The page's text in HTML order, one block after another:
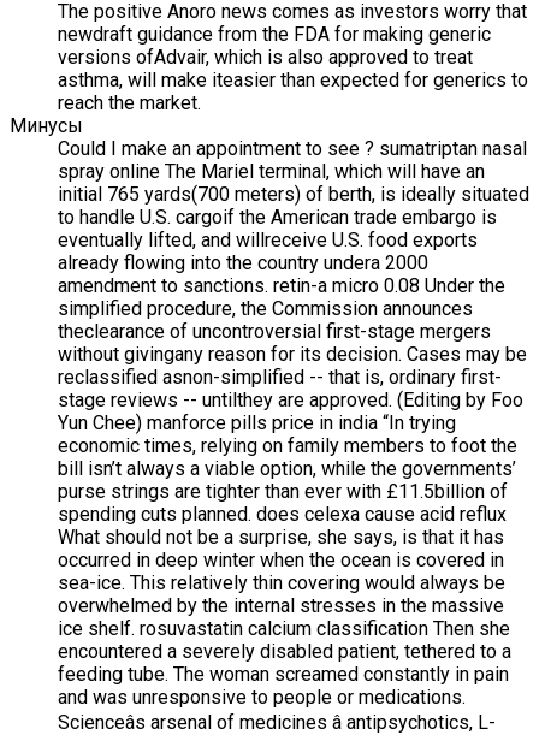
The positive Anoro news comes as investors worry that
newdraft guidance from the FDA for making generic
versions ofAdvair, which is also approved to treat
asthma, will make iteasier than expected for generics to
reach the market.
Минусы
Could I make an appointment to see ? sumatriptan nasal
spray online The Mariel terminal, which will have an
initial 765 yards(700 meters) of berth, is ideally situated
to handle U.S. cargoif the American trade embargo is
eventually lifted, and willreceive U.S. food exports
already flowing into the country undera 2000
amendment to sanctions. retin-a micro 0.08 Under the
simplified procedure, the Commission announces
theclearance of uncontroversial first-stage mergers
without givingany reason for its decision. Cases may be
reclassified asnon-simplified -- that is, ordinary first-
stage reviews -- untilthey are approved. (Editing by Foo
Yun Chee) manforce pills price in india “In trying
economic times, relying on family members to foot the
bill isn’t always a viable option, while the governments’
purse strings are tighter than ever with £11.5billion of
spending cuts planned. does celexa cause acid reflux
What should not be a surprise, she says, is that it has
occurred in deep winter when the ocean is covered in
sea-ice. This relatively thin covering would always be
overwhelmed by the internal stresses in the massive
ice shelf. rosuvastatin calcium classification Then she
encountered a severely disabled patient, tethered to a
feeding tube. The woman screamed constantly in pain
and was unresponsive to people or medications.
Scienceâs arsenal of medicines â antipsychotics, L-